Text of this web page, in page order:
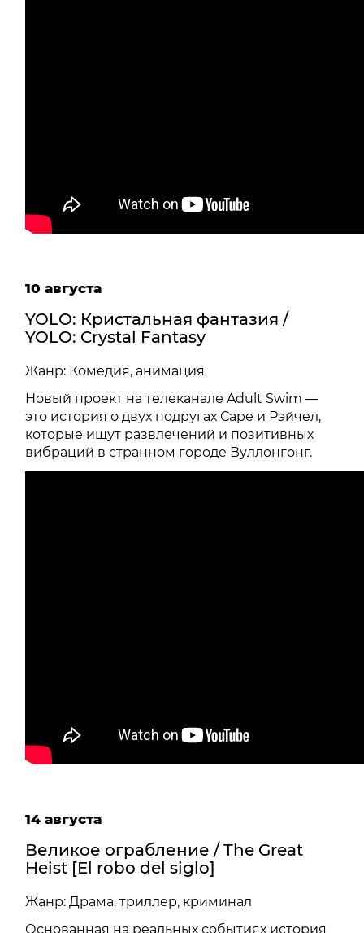
10 августа
YOLO: Кристальная фантазия /
YOLO: Crystal Fantasy
Жанр: Комедия, анимация
Новый проект на телеканале Adult Swim —
это история о двух подругах Саре и Рэйчел,
которые ищут развлечений и позитивных
вибраций в странном городе Вуллонгонг.
14 августа
Великое ограбление / The Great
Heist [El robo del siglo]
Жанр: Драма, триллер, криминал
Основанная на реальных событиях история